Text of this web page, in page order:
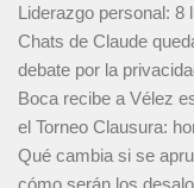
Liderazgo personal: 8
Chats de Claude
debate por la
Boca recibe a Vélez
el Torneo Clausura:
Qué cambia si se
cómo serán los